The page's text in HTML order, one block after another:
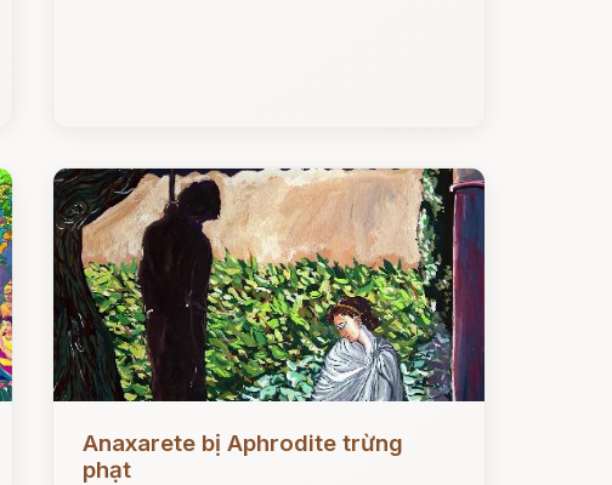
Anaxarete bị Aphrodite trừng
phạt